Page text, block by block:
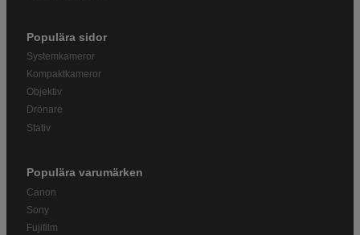
Populära sidor
Systemkameror
Kompaktkameror
Objektiv
Drönare
Stativ
Populära varumärken
Canon
Sony
Fujifilm